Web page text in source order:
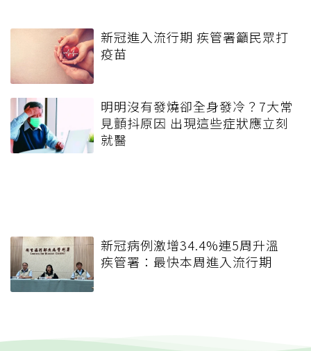
新冠進入流行期 疾管署籲民眾打
疫苗
明明沒有發燒卻全身發冷？7大常
見顫抖原因 出現這些症狀應立刻
就醫
新冠病例激增34.4%連5周升溫
疾管署：最快本周進入流行期